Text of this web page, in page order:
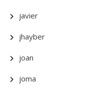
javier
jhayber
joan
joma